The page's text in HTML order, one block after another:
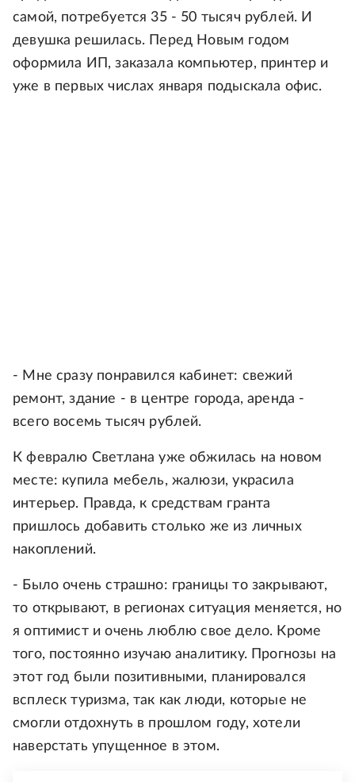
самой, потребуется 35 - 50 тысяч рублей. И
девушка решилась. Перед Новым годом
оформила ИП, заказала компьютер, принтер и
уже в первых числах января подыскала офис.
- Мне сразу понравился кабинет: свежий
ремонт, здание - в центре города, аренда -
всего восемь тысяч рублей.
К февралю Светлана уже обжилась на новом
месте: купила мебель, жалюзи, украсила
интерьер. Правда, к средствам гранта
пришлось добавить столько же из личных
накоплений.
- Было очень страшно: границы то закрывают,
то открывают, в регионах ситуация меняется, но
я оптимист и очень люблю свое дело. Кроме
того, постоянно изучаю аналитику. Прогнозы на
этот год были позитивными, планировался
всплеск туризма, так как люди, которые не
смогли отдохнуть в прошлом году, хотели
наверстать упущенное в этом.